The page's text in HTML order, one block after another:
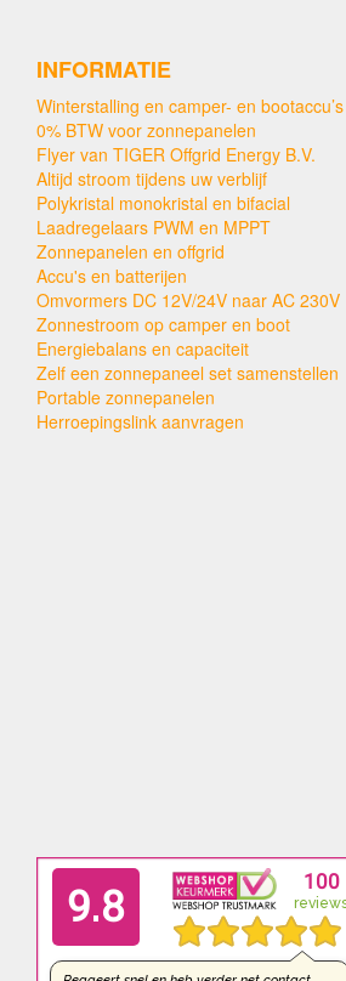
INFORMATIE
Winterstalling en camper- en bootaccu’s
0% BTW voor zonnepanelen
Flyer van TIGER Offgrid Energy B.V.
Altijd stroom tijdens uw verblijf
Polykristal monokristal en bifacial
Laadregelaars PWM en MPPT
Zonnepanelen en offgrid
Accu's en batterijen
Omvormers DC 12V/24V naar AC 230V
Zonnestroom op camper en boot
Energiebalans en capaciteit
Zelf een zonnepaneel set samenstellen
Portable zonnepanelen
Herroepingslink aanvragen